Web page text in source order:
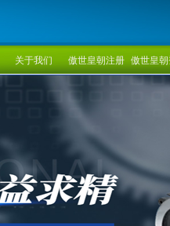
关于我们 傲世皇朝注册 傲世皇